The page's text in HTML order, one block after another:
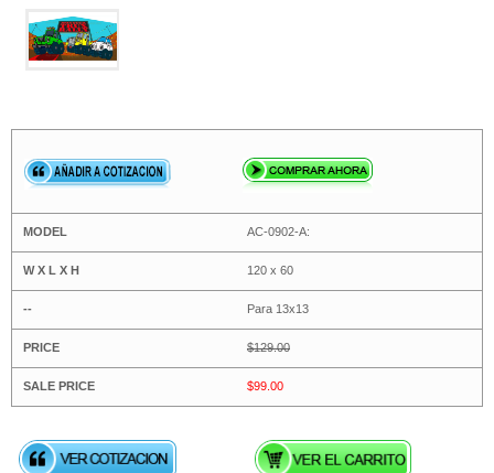
AC-0902-A:
120 x 60
Para 13x13
$129.00
$99.00